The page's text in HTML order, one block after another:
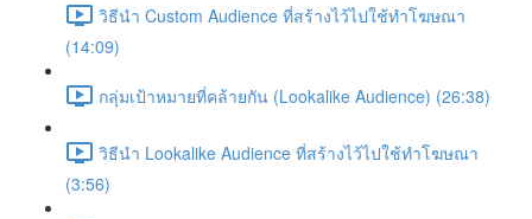
วิธีนำ Custom Audience ที่สร้างไว้ไปใช้ทำโฆษณา
(14:09)
กลุ่มเป้าหมายที่คล้ายกัน (Lookalike Audience) (26:38)
วิธีนำ Lookalike Audience ที่สร้างไว้ไปใช้ทำโฆษณา
(3:56)